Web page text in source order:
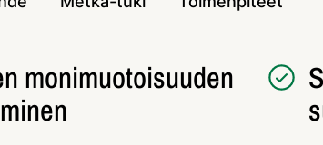
monimuotoisuuden